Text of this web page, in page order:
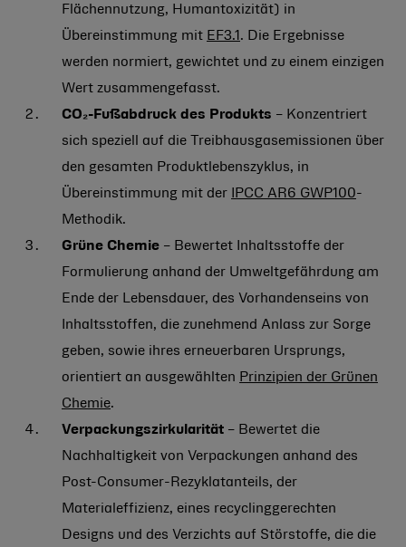
Flächennutzung, Humantoxizität) in
Übereinstimmung mit EF3.1 . Die Ergebnisse
werden normiert, gewichtet und zu einem einzigen
Wert zusammengefasst.
CO₂-Fußabdruck des Produkts – Konzentriert
sich speziell auf die Treibhausgasemissionen über
den gesamten Produktlebenszyklus, in
Übereinstimmung mit der IPCC AR6 GWP100-
Methodik.
Grüne Chemie – Bewertet Inhaltsstoffe der
Formulierung anhand der Umweltgefährdung am
Ende der Lebensdauer, des Vorhandenseins von
Inhaltsstoffen, die zunehmend Anlass zur Sorge
geben, sowie ihres erneuerbaren Ursprungs,
orientiert an ausgewählten Prinzipien der Grünen
Chemie.
Verpackungszirkularität – Bewertet die
Nachhaltigkeit von Verpackungen anhand des
Post-Consumer-Rezyklatanteils, der
Materialeffizienz, eines recyclinggerechten
Designs und des Verzichts auf Störstoffe, die die